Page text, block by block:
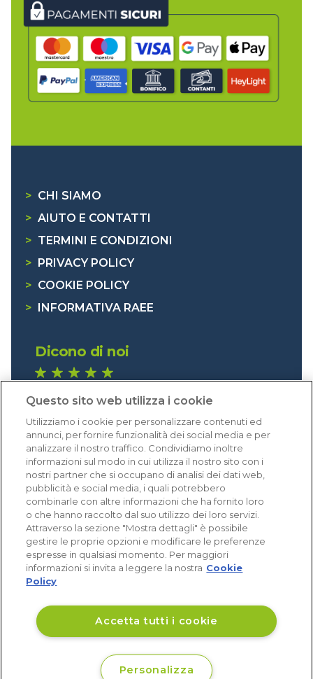
> CHI SIAMO
> AIUTO E CONTATTI
> TERMINI E CONDIZIONI
> PRIVACY POLICY
> COOKIE POLICY
> INFORMATIVA RAEE
Dicono di noi
Eccellente (4,8)
Acquisti verificati
Questo sito web utilizza i cookie
Utilizziamo i cookie per personalizzare contenuti ed
annunci, per fornire funzionalità dei social media e per
analizzare il nostro traffico. Condividiamo inoltre
informazioni sul modo in cui utilizza il nostro sito con i
nostri partner che si occupano di analisi dei dati web,
pubblicità e social media, i quali potrebbero
combinarle con altre informazioni che ha fornito loro
o che hanno raccolto dal suo utilizzo dei loro servizi.
Attraverso la sezione "Mostra dettagli" è possibile
gestire le proprie opzioni e modificare le preferenze
espresse in qualsiasi momento. Per maggiori
informazioni si invita a leggere la nostra Cookie
Policy
Accetta tutti i cookie
Personalizza